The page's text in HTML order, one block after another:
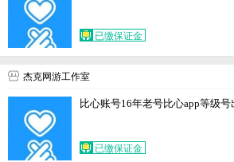
已缴保证金
杰克网游工作室
比心账号16年老号比心app等级号
已缴保证金